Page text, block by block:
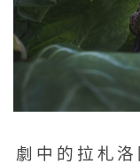
劇中的拉札